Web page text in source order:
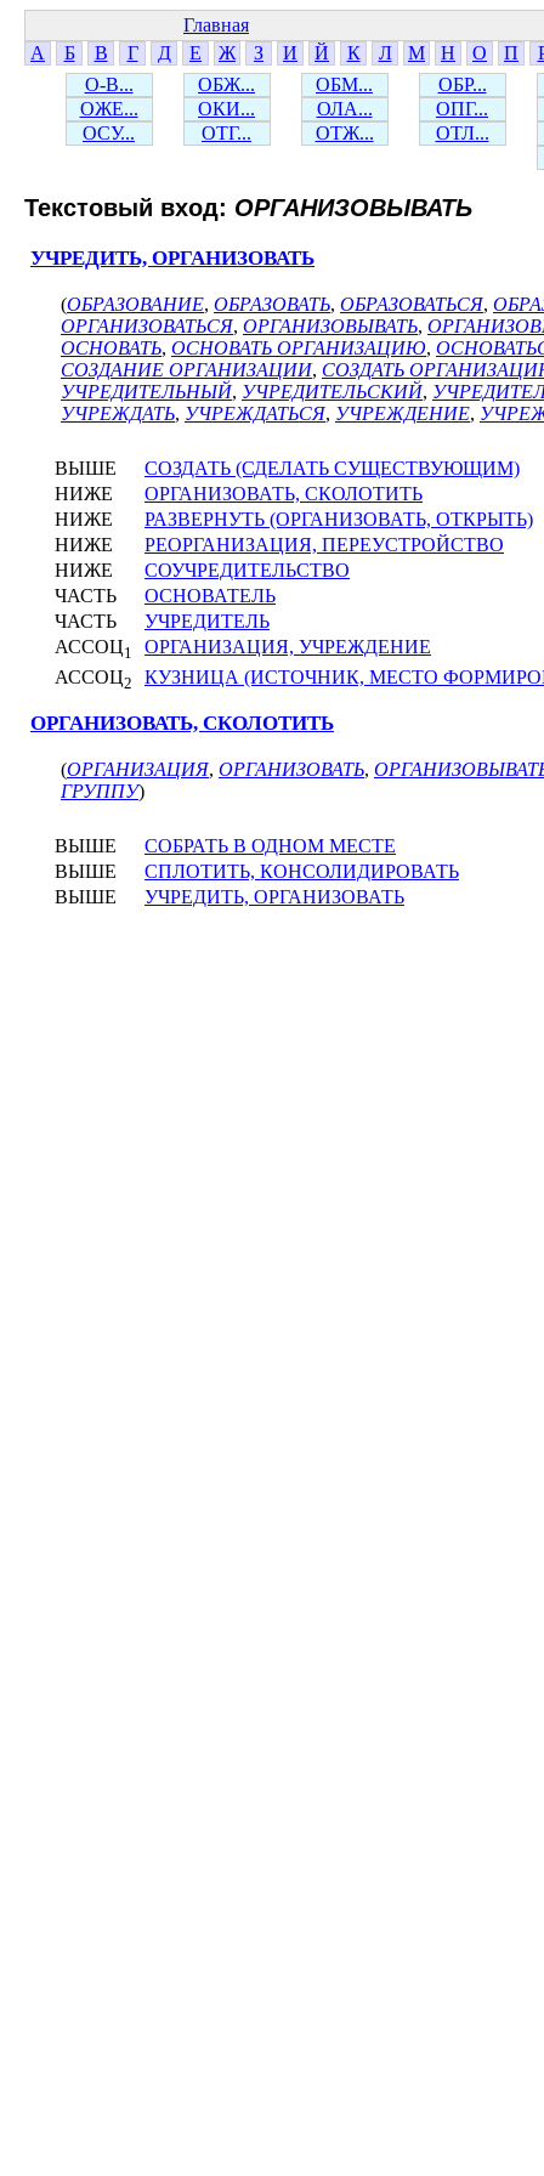
Главная
А
Б В Г Д Е Ж З И Й К Л М Н О П
О-В...
ОБЖ... ОБМ...
ОБР...
ОЖЕ...
ОКИ... ОЛА...
ОПГ...
ОСУ...
ОТГ... ОТЖ... ОТЛ...
Текстовый вход: ОРГАНИЗОВЫВАТЬ
УЧРЕДИТЬ, ОРГАНИЗОВАТЬ
(ОБРАЗОВАНИЕ, ОБРАЗОВАТЬ, ОБРАЗОВАТЬСЯ,
ОРГАНИЗОВАТЬСЯ, ОРГАНИЗОВЫВАТЬ,
ОСНОВАТЬ, ОСНОВАТЬ ОРГАНИЗАЦИЮ,
СОЗДАНИЕ ОРГАНИЗАЦИИ, СОЗДАТЬ
УЧРЕДИТЕЛЬНЫЙ, УЧРЕДИТЕЛЬСКИЙ,
УЧРЕЖДАТЬ, УЧРЕЖДАТЬСЯ, УЧРЕЖДЕНИЕ,
ВЫШЕ
СОЗДАТЬ (СДЕЛАТЬ СУЩЕСТВУЮЩИМ)
НИЖЕ
ОРГАНИЗОВАТЬ, СКОЛОТИТЬ
НИЖЕ
РАЗВЕРНУТЬ (ОРГАНИЗОВАТЬ, ОТКРЫТЬ)
НИЖЕ
РЕОРГАНИЗАЦИЯ, ПЕРЕУСТРОЙСТВО
НИЖЕ
СОУЧРЕДИТЕЛЬСТВО
ЧАСТЬ
ОСНОВАТЕЛЬ
ЧАСТЬ
УЧРЕДИТЕЛЬ
АССОЦ1
ОРГАНИЗАЦИЯ, УЧРЕЖДЕНИЕ
АССОЦ2 КУЗНИЦА (ИСТОЧНИК, МЕСТО
ОРГАНИЗОВАТЬ, СКОЛОТИТЬ
(ОРГАНИЗАЦИЯ, ОРГАНИЗОВАТЬ,
ГРУППУ)
ВЫШЕ
СОБРАТЬ В ОДНОМ МЕСТЕ
ВЫШЕ
СПЛОТИТЬ, КОНСОЛИДИРОВАТЬ
ВЫШЕ
УЧРЕДИТЬ, ОРГАНИЗОВАТЬ